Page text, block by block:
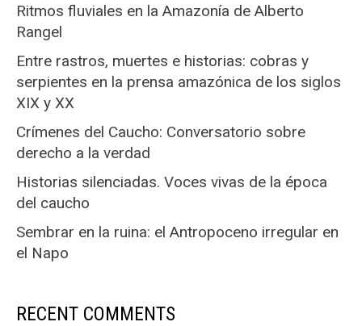
Ritmos fluviales en la Amazonía de Alberto
Rangel
Entre rastros, muertes e historias: cobras y
serpientes en la prensa amazónica de los siglos
XIX y XX
Crímenes del Caucho: Conversatorio sobre
derecho a la verdad
Historias silenciadas. Voces vivas de la época
del caucho
Sembrar en la ruina: el Antropoceno irregular en
el Napo
RECENT COMMENTS